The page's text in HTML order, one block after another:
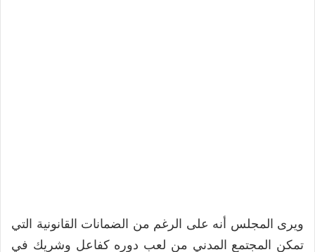
ويرى المجلس أنه على الرغم من الضمانات القانونية التي
تمكن المجتمع المدني من لعب دوره كفاعل وشريك في